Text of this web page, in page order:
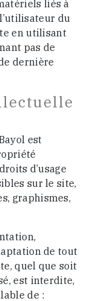
liés à
du
en utilisant
pas de
dernière
est
d’usage
sur le site,
graphismes,
de tout
quel que soit
est interdite,
de :